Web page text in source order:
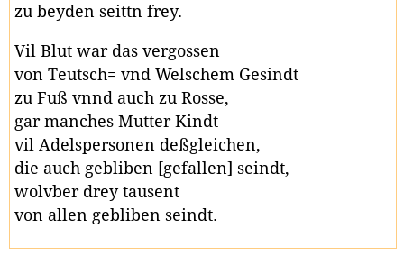
zu beyden seittn frey.
Vil Blut war das vergossen
von Teutsch= vnd Welschem Gesindt
zu Fuß vnnd auch zu Rosse,
gar manches Mutter Kindt
vil Adelspersonen deßgleichen,
die auch gebliben [gefallen] seindt,
wolvber drey tausent
von allen gebliben seindt.